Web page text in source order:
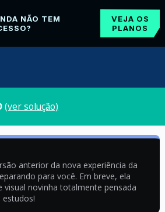
NÃO TEM
VEJA OS
PLANOS
(ver solução)
anterior da nova experiência da
para você. Em breve, ela
visual novinha totalmente pensada
estudos!